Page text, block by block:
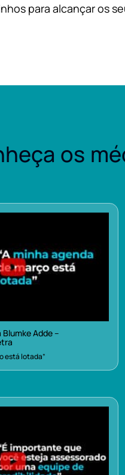
para alcançar os
os
Adde –
está lotada”